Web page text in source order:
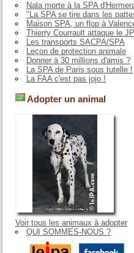
Nala morte à la SPA
"La SPA se tire dans les
Maison SPA, un flop à
Thierry Courrault attaque le
Les transports SACPA/SPA
Leçon de protection animale
Donner à 30 millions d'amis ?
La SPA de Paris sous tutelle !
La FAA c'est pas jojo !
Adopter un animal
Voir tous les animaux à adopter
QUI SOMMES-NOUS ?